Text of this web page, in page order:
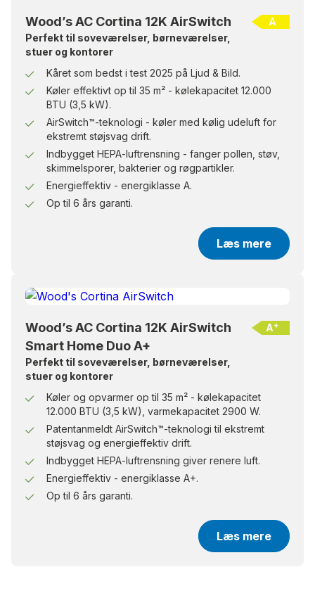
A
Wood’s AC Cortina 12K AirSwitch
Perfekt til soveværelser, børneværelser,
stuer og kontorer
Kåret som bedst i test 2025 på Ljud & Bild.
Køler effektivt op til 35 m² - kølekapacitet 12.000
BTU (3,5 kW).
AirSwitch™-teknologi - køler med kølig udeluft for
ekstremt støjsvag drift.
Indbygget HEPA-luftrensning - fanger pollen, støv,
skimmelsporer, bakterier og røgpartikler.
Energieffektiv - energiklasse A.
Op til 6 års garanti.
Læs mere
A+
Wood’s AC Cortina 12K AirSwitch
Smart Home Duo A+
Perfekt til soveværelser, børneværelser,
stuer og kontorer
Køler og opvarmer op til 35 m² - kølekapacitet
12.000 BTU (3,5 kW), varmekapacitet 2900 W.
Patentanmeldt AirSwitch™-teknologi til ekstremt
støjsvag og energieffektiv drift.
Indbygget HEPA-luftrensning giver renere luft.
Energieffektiv - energiklasse A+.
Op til 6 års garanti.
Læs mere